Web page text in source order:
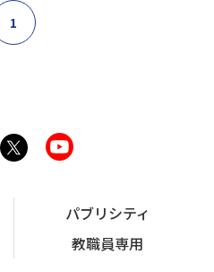
1
パブリシティ
教職員専用